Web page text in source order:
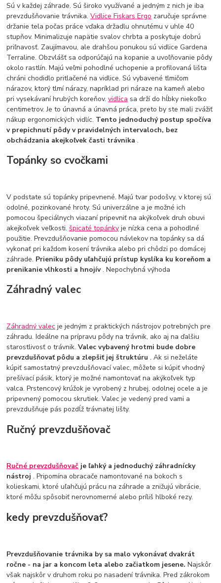
Sú v každej záhrade. Sú široko využívané a jedným z nich je iba
prevzdušňovanie trávnika.Vidlice Fiskars Ergo zaručuje správne
držanie tela počas práce vďaka držadlu ohnutému v uhle 40
stupňov. Minimalizuje napätie svalov chrbta a poskytuje dobrú
priľnavosť. Zaujímavou, ale drahšou ponukou sú vidlice Gardena
Terraline. Obzvlášť sa odporúčajú na kopanie a uvoľňovanie pôdy
okolo rastlín. Majú veľmi pohodlné uchopenie a profilovaná lišta
chráni chodidlo pritlačené na vidlice. Sú vybavené tlmičom
nárazov, ktorý tlmí nárazy, napríklad pri náraze na kameň alebo
pri vysekávaní hrubých koreňov.vidlica sa drží do hĺbky niekoľko
centimetrov. Je to únavná a únavná práca, preto by ste mali zvážiť
nákup ergonomických vidlíc. Tento jednoduchý postup spočíva
v prepichnutí pôdy v pravidelných intervaloch, bez
obchádzania akejkoľvek časti trávnika.
Topánky so cvočkami
V podstate sú topánky pripevnené. Majú tvar podošvy, v ktorej sú
odolné, pozinkované hroty. Sú univerzálne a je možné ich
pomocou špeciálnych viazaní pripevniť na akýkoľvek druh obuvi
akejkoľvek veľkosti.špicaté topánky je nízka cena a pohodlné
použitie. Prevzdušňovanie pomocou návlekov na topánky sa dá
vykonať pri každom kosení trávnika alebo pri chôdzi po domácej
záhrade. Prieniku pôdy uľahčujú prístup kyslíka ku koreňom a
prenikanie vlhkosti a hnojív. Nepochybná výhoda
Záhradný valec
Záhradný valec je jedným z praktických nástrojov potrebných pre
záhradu. Ideálne na prípravu pôdy na trávnik, ako aj na ďalšiu
starostlivosť o trávnik.Valec vybavený hrotmi bude dobre
prevzdušňovať pôdu a zlepšiť jej štruktúru. Ak si neželáte
kúpiť samostatný prevzdušňovací valec, môžete si kúpiť vhodný
prešívací pásik, ktorý je možné namontovať na akýkoľvek typ
valca. Prstencový krúžok je vyrobený z hrubej, odolnej ocele a je
pripevnený pomocou skrutiek. Valec je vedený pred vami a
prevzdušňuje pás pozdĺž trávnatej lišty.
Ručný prevzdušňovač
Ručné prevzdušňovač je ľahký a jednoduchý záhradnícky
nástroj. Pripomína obracače namontované na bokoch s
kolieskami, ktoré uľahčujú prácu na záhrade a znižujú vibrácie,
ktoré môžu spôsobiť nerovnomerné alebo príliš hlboké rezy.
kedy prevzdušňovať?
Prevzdušňovanie trávnika by sa malo vykonávať dvakrát
ročne - na jar a koncom leta alebo začiatkom jesene.Najskôr
však najskôr v druhom roku po nasadení trávnika. Pred zákrokom